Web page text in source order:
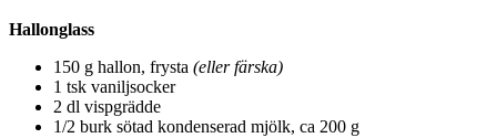
Hallonglass
150 g hallon, frysta (eller färska)
1 tsk vaniljsocker
2 dl vispgrädde
1/2 burk sötad kondenserad mjölk, ca 200 g